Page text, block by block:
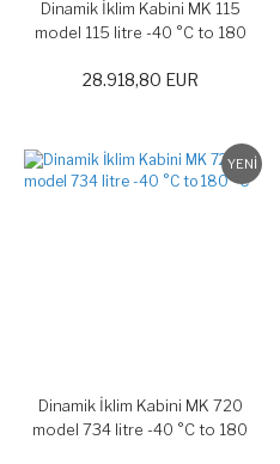
Dinamik İklim Kabini MK 115
model 115 litre -40 °C to 180
28.918,80 EUR
YENİ
Dinamik İklim Kabini MK 720
model 734 litre -40 °C to 180